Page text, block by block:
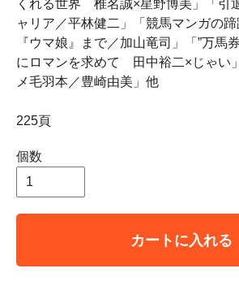
くれる世界 椎名誠×星野博美」「引
ャリア／平林健二」「競馬マンガの
『ウマ娘』まで／加山竜司」「”万馬
にロマンを求めて 田中裕二×じゃい
メ毛羽本／豊崎由美」他
225頁
個数
カートに入れる